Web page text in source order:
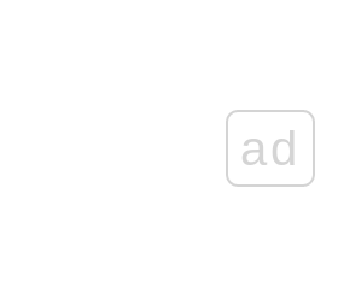
ad